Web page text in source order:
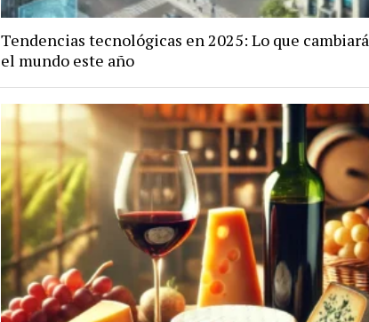
Tendencias tecnológicas en 2025: Lo que cambiará
el mundo este año